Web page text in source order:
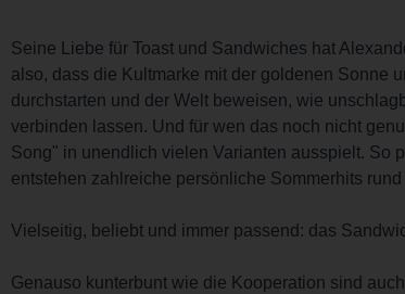
Seine Liebe für Toast und Sandwiches hat
also, dass die Kultmarke mit der goldenen Sonne
durchstarten und der Welt beweisen, wie
verbinden lassen. Und für wen das noch nicht
Song" in unendlich vielen Varianten ausspielt. So
entstehen zahlreiche persönliche Sommerhits
Vielseitig, beliebt und immer passend: das
Genauso kunterbunt wie die Kooperation sind